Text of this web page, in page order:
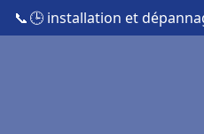
📞🕒 installation et